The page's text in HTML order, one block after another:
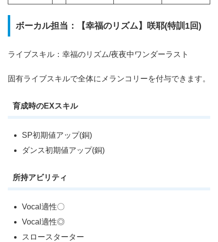
ボーカル担当：【幸福のリズム】咲耶(特訓1回)
ライブスキル：幸福のリズム/夜夜中ワンダーラスト
固有ライブスキルで全体にメランコリーを付与できます。
育成時のEXスキル
SP初期値アップ(銅)
ダンス初期値アップ(銅)
所持アビリティ
Vocal適性〇
Vocal適性◎
スロースターター